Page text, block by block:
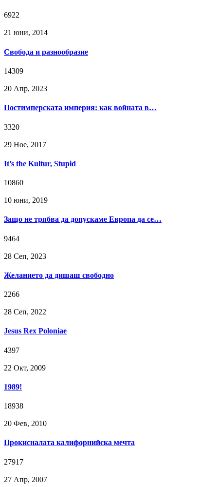
6922
21 юни, 2014
Свобода и разнообразие
14309
20 Апр, 2023
Постимперската империя: как войната в…
3320
29 Ное, 2017
It’s the Kultur, Stupid
10860
10 юни, 2019
Защо не трябва да допускаме Европа да се…
9464
28 Сeп, 2023
Желанието да дишаш свободно
2266
28 Сeп, 2022
Jesus Rex Poloniae
4397
22 Окт, 2009
1989!
18938
20 Фев, 2010
Прокисналата калифорнийска мечта
27917
27 Апр, 2007